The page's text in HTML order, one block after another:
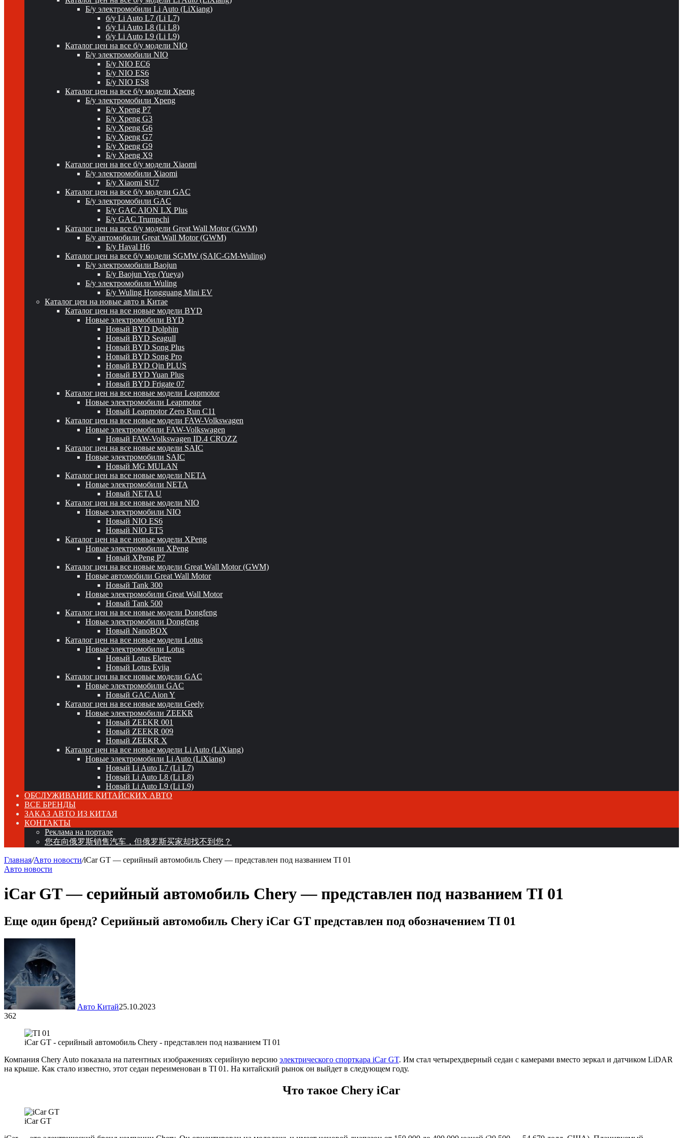
Б/у электромобили Li Auto (LiXiang)
б/у Li Auto L7 (Li L7)
б/у Li Auto L8 (Li L8)
б/у Li Auto L9 (Li L9)
Каталог цен на все б/у модели NIO
Б/у электромобили NIO
Б/у NIO EC6
Б/у NIO ES6
Б/у NIO ES8
Каталог цен на все б/у модели Xpeng
Б/у электромобили Xpeng
Б/у Xpeng P7
Б/у Xpeng G3
Б/у Xpeng G6
Б/у Xpeng G7
Б/у Xpeng G9
Б/у Xpeng X9
Каталог цен на все б/у модели Xiaomi
Б/у электромобили Xiaomi
Б/у Xiaomi SU7
Каталог цен на все б/у модели GAC
Б/у электромобили GAC
Б/у GAC AION LX Plus
Б/у GAC Trumpchi
Каталог цен на все б/у модели Great Wall Motor (GWM)
Б/у автомобили Great Wall Motor (GWM)
Б/у Haval H6
Каталог цен на все б/у модели SGMW (SAIC-GM-Wuling)
Б/у электромобили Baojun
Б/у Baojun Yep (Yueya)
Б/у электромобили Wuling
Б/у Wuling Hongguang Mini EV
Каталог цен на новые авто в Китае
Каталог цен на все новые модели BYD
Новые электромобили BYD
Новый BYD Dolphin
Новый BYD Seagull
Новый BYD Song Plus
Новый BYD Song Pro
Новый BYD Qin PLUS
Новый BYD Yuan Plus
Новый BYD Frigate 07
Каталог цен на все новые модели Leapmotor
Новые электромобили Leapmotor
Новый Leapmotor Zero Run C11
Каталог цен на все новые модели FAW-Volkswagen
Новые электромобили FAW-Volkswagen
Новый FAW-Volkswagen ID.4 CROZZ
Каталог цен на все новые модели SAIC
Новые электромобили SAIC
Новый MG MULAN
Каталог цен на все новые модели NETA
Новые электромобили NETA
Новый NETA U
Каталог цен на все новые модели NIO
Новые электромобили NIO
Новый NIO ES6
Новый NIO ET5
Каталог цен на все новые модели XPeng
Новые электромобили XPeng
Новый XPeng P7
Каталог цен на все новые модели Great Wall Motor (GWM)
Новые автомобили Great Wall Motor
Новый Tank 300
Новые электромобили Great Wall Motor
Новый Tank 500
Каталог цен на все новые модели Dongfeng
Новые электромобили Dongfeng
Новый NanoBOX
Каталог цен на все новые модели Lotus
Новые электромобили Lotus
Новый Lotus Eletre
Новый Lotus Evija
Каталог цен на все новые модели GAC
Новые электромобили GAC
Новый GAC Aion Y
Каталог цен на все новые модели Geely
Новые электромобили ZEEKR
Новый ZEEKR 001
Новый ZEEKR 009
Новый ZEEKR X
Каталог цен на все новые модели Li Auto (LiXiang)
Новые электромобили Li Auto (LiXiang)
Новый Li Auto L7 (Li L7)
Новый Li Auto L8 (Li L8)
Новый Li Auto L9 (Li L9)
ОБСЛУЖИВАНИЕ КИТАЙСКИХ АВТО
ВСЕ БРЕНДЫ
ЗАКАЗ АВТО ИЗ КИТАЯ
КОНТАКТЫ
Реклама на портале
您在向俄罗斯销售汽车，但俄罗斯买家却找不到您？
Главная/Авто новости/iCar GT — серийный автомобиль Chery — представлен под названием TI 01
Авто новости
iCar GT — серийный автомобиль Chery — представлен под названием TI 01
Еще один бренд? Серийный автомобиль Chery iCar GT представлен под обозначением TI 01
Авто Китай25.10.2023
362
iCar GT - серийный автомобиль Chery - представлен под названием TI 01
Компания Chery Auto показала на патентных изображениях серийную версию электрического спорткара iCar GT. Им стал четырехдверный седан с камерами вместо зеркал и датчиком LiDAR
на крыше. Как стало известно, этот седан переименован в TI 01. На китайский рынок он выйдет в следующем году.
Что такое Chery iCar
iCar GT